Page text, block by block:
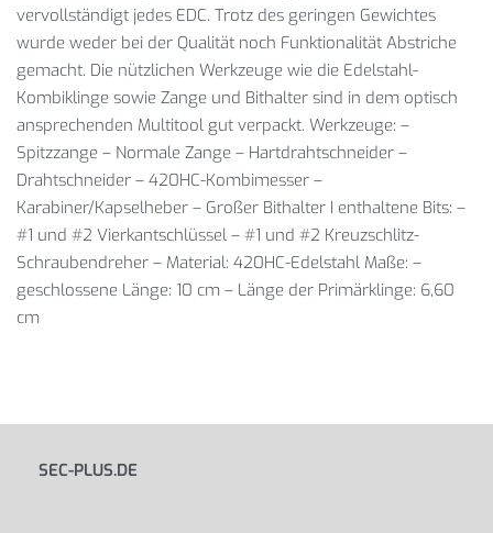
vervollständigt jedes EDC. Trotz des geringen Gewichtes
wurde weder bei der Qualität noch Funktionalität Abstriche
gemacht. Die nützlichen Werkzeuge wie die Edelstahl-
Kombiklinge sowie Zange und Bithalter sind in dem optisch
ansprechenden Multitool gut verpackt. Werkzeuge: –
Spitzzange – Normale Zange – Hartdrahtschneider –
Drahtschneider – 420HC-Kombimesser –
Karabiner/Kapselheber – Großer Bithalter I enthaltene Bits: –
#1 und #2 Vierkantschlüssel – #1 und #2 Kreuzschlitz-
Schraubendreher – Material: 420HC-Edelstahl Maße: –
geschlossene Länge: 10 cm – Länge der Primärklinge: 6,60
cm
SEC-PLUS.DE